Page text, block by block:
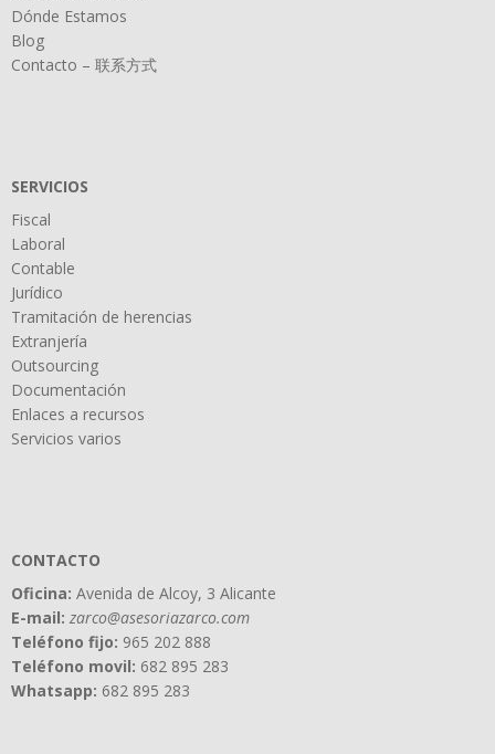
Dónde Estamos
Blog
Contacto – 联系方式
SERVICIOS
Fiscal
Laboral
Contable
Jurídico
Tramitación de herencias
Extranjería
Outsourcing
Documentación
Enlaces a recursos
Servicios varios
CONTACTO
Oficina: Avenida de Alcoy, 3 Alicante
E-mail: zarco@asesoriazarco.com
Teléfono fijo: 965 202 888
Teléfono movil: 682 895 283
Whatsapp: 682 895 283